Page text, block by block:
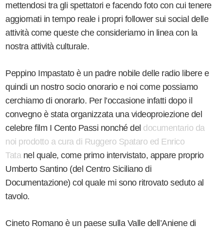
mettendosi tra gli spettatori e facendo foto con cui tenere
aggiornati in tempo reale i propri follower sui social delle
attività come queste che consideriamo in linea con la
nostra attività culturale.
Peppino Impastato è un padre nobile delle radio libere e
quindi un nostro socio onorario e noi come possiamo
cerchiamo di onorarlo. Per l’occasione infatti dopo il
convegno è stata organizzata una videoproiezione del
celebre film I Cento Passi nonché del documentario da
noi prodotto a cura di Ruggero Spataro ed Enrico
Tatanel quale, come primo intervistato, appare proprio
Umberto Santino (del Centro Siciliano di
Documentazione) col quale mi sono ritrovato seduto al
tavolo.
Cineto Romano è un paese sulla Valle dell’Aniene di